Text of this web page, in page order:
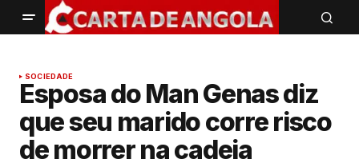
SOCIEDADE
Esposa do Man Genas diz
que seu marido corre risco
de morrer na cadeia